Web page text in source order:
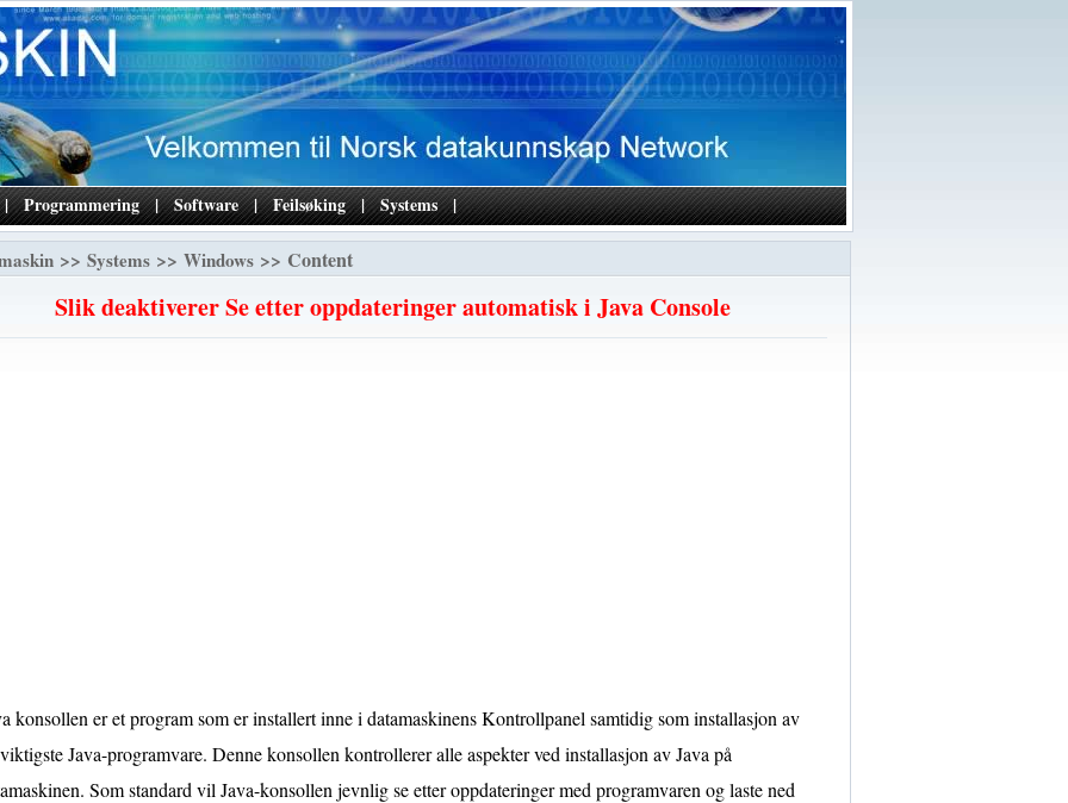
Programmering | Software | Feilsøking | Systems |
>> Systems >> Windows >> Content
Slik deaktiverer Se etter oppdateringer automatisk i Java Console
konsollen er et program som er installert inne i datamaskinens Kontrollpanel samtidig som installasjon av
Java-programvare. Denne konsollen kontrollerer alle aspekter ved installasjon av Java på
Som standard vil Java-konsollen jevnlig se etter oppdateringer med programvaren og laste ned